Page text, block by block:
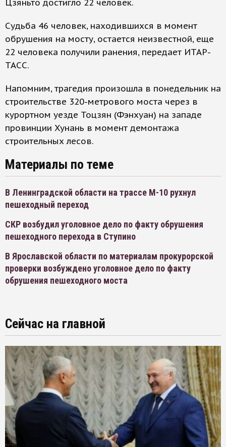
Цзяньто достигло 22 человек.
Судьба 46 человек, находившихся в момент
обрушения на мосту, остается неизвестной, еще
22 человека получили ранения, передает ИТАР-
ТАСС.
Напомним, трагедия произошла в понедельник на
строительстве 320-метрового моста через в
курортном уезде Тоцзян (Фэнхуан) на западе
провинции Хунань в момент демонтажа
строительных лесов.
Материалы по теме
В Ленинградской области на трассе М-10 рухнул
пешеходный переход
СКР возбудил уголовное дело по факту обрушения
пешеходного перехода в Ступино
В Ярославской области по материалам прокурорской
проверки возбуждено уголовное дело по факту
обрушения пешеходного моста
Сейчас на главной